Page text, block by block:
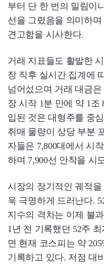
부터 단 한 번의 밀림이
선을 그렸음을 의미하
견고함을 시사한다.
거래 지표들도 활발한
장 직후 실시간 집계에
넘어섰으며 거래 대금은
장 시작 1분 만에 약 1조
입된 것은 대형주를 중
취매 물량이 상당 부분
자들은 7,800대에서 시
하며 7,900선 안착을 시
시장의 장기적인 궤적
욱 극명하게 드러난다.
지수의 격차는 이제 불
1년 전 기록했던 52주
면 현재 코스피는 약
기록하고 있다. 저점 대